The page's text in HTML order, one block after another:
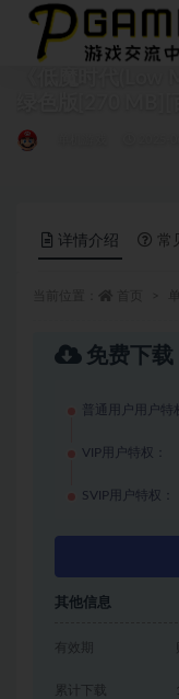
详情介绍 常
免费下载
普通用户用户特
VIP用户特权：
SVIP用户特权：
其他信息
有效期
累计下载
全部